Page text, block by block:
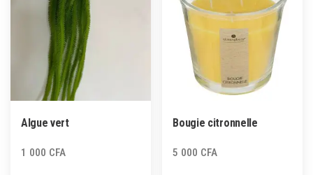
Algue vert
1 000 CFA
Bougie citronnelle
5 000 CFA